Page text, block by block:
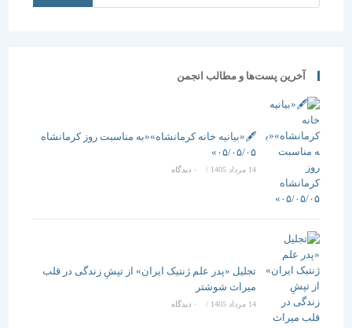
آخرین پست‌ها و مطالب انجمن
🖋️«بیانیه خانه کرمانشاه»«به مناسبت روز کرمانشاه
۰۵/۰۵/۰۵»
/ ۰ دیدگاه
تجلیل «پدر علم ژنتیک ایران» از تپشِ زندگی در قلب
میراث شوشتر
14 مرداد 1405 / ۰ دیدگاه